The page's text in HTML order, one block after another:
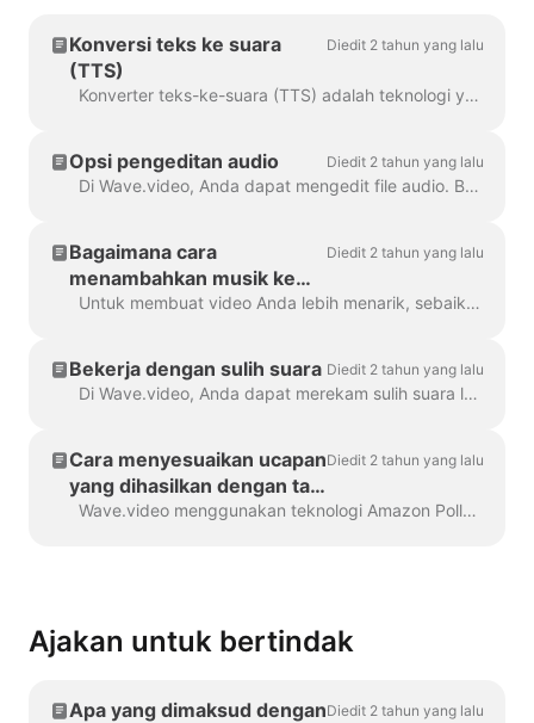
Konversi teks ke suara
(TTS)
Diedit 2 tahun yang lalu
Konverter teks-ke-suara (TTS) adalah teknologi yang mendekripsi teks digital dan mensintesis ucapan darinya menggunakan suara buatan. Ketika datang...
Opsi pengeditan audio Diedit 2 tahun yang lalu
Di Wave.video, Anda dapat mengedit file audio. Berikut adalah opsi pengeditan yang tersedia: Memotong file audio Mengubah volumenya Menambahkan efek fade-in/fade-out...
Bagaimana cara
menambahkan musik ke
video saya?
Diedit 2 tahun yang lalu
Untuk membuat video Anda lebih menarik, sebaiknya tambahkan trek audio ke dalamnya. Untuk menambahkan musik atau audio apa pun, klik trek audio di timeline...
Bekerja dengan sulih suara Diedit 2 tahun yang lalu
Di Wave.video, Anda dapat merekam sulih suara langsung di editor, saat membuat video. Klik pada trek audio dan pilih Rekam Suara: Sulih Suara 7...
Cara menyesuaikan ucapan
yang dihasilkan dengan tag
SSML
Diedit 2 tahun yang lalu
Wave.video menggunakan teknologi Amazon Polly untuk menghasilkan trek audio dari teks. Terkadang, hasil default tidak sempurna, dan Anda mungkin ingin menyetel...
Ajakan untuk bertindak
Apa yang dimaksud denganDiedit 2 tahun yang lalu